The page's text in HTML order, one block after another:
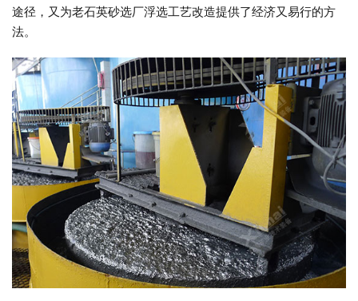
途径，又为老石英砂选厂浮选工艺改造提供了经济又易行的方
法。